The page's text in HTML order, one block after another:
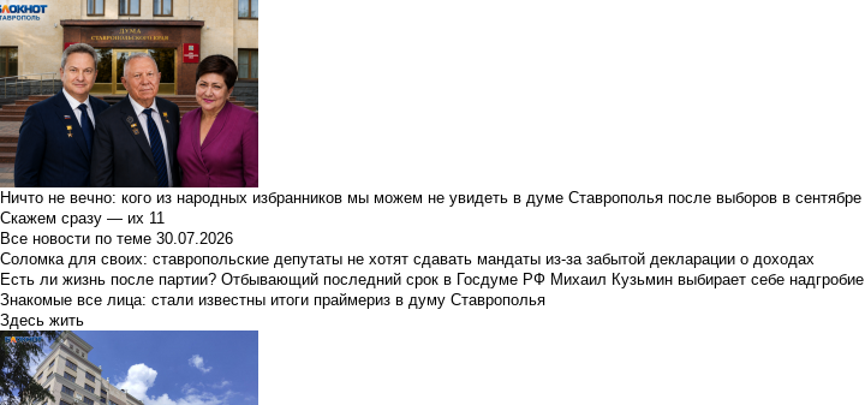
Ничто не вечно: кого из народных избранников мы можем не увидеть в думе Ставрополья после выборов в сентябре
Скажем сразу — их 11
Все новости по теме 30.07.2026
Соломка для своих: ставропольские депутаты не хотят сдавать мандаты из-за забытой декларации о доходах
Есть ли жизнь после партии? Отбывающий последний срок в Госдуме РФ Михаил Кузьмин выбирает себе надгробие
Знакомые все лица: стали известны итоги праймериз в думу Ставрополья
Здесь жить